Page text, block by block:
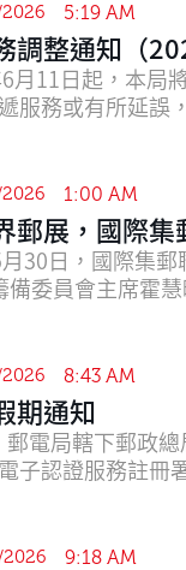
5:19 AM
調整通知（
起，本局將調整寄發下列目的
服務或有所延誤
1:00 AM
郵展，國際
30日，國際集
委員會主席霍慧
8:43 AM
期通知
郵電局轄下郵政
9:18 AM